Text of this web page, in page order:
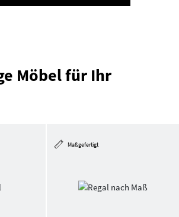
Möbel für Ihr
Maßgefertigt